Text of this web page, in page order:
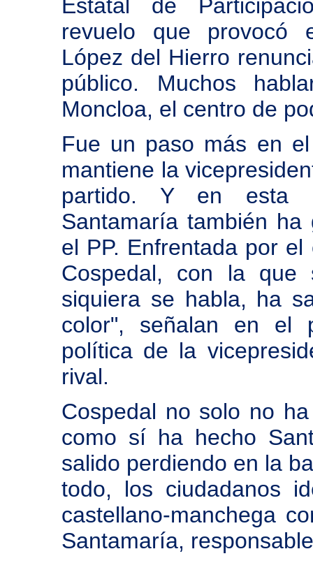
Estatal de
revuelo que provocó
López del Hierro
público. Muchos
Moncloa, el centro de
Fue un paso más en
mantiene la
partido. Y en esta
Santamaría también
el PP. Enfrentada por
Cospedal, con la que
siquiera se habla, ha
color", señalan en el
política de la
rival.
Cospedal no solo no
como sí ha hecho
salido perdiendo en la
todo, los ciudadanos
castellano-manchega
Santamaría,